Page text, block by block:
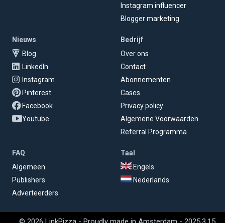
Instagram influencer
Blogger marketing
Nieuws
Blog
LinkedIn
Instagram
Pinterest
Facebook
Youtube
Bedrijf
Over ons
Contact
Abonnementen
Cases
Privacy policy
Algemene Voorwaarden
Referral Programma
FAQ
Algemeen
Publishers
Adverteerders
Taal
Engels
Nederlands